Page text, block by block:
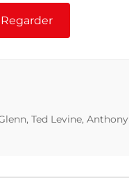
Regarder
Ted Levine, Anthony